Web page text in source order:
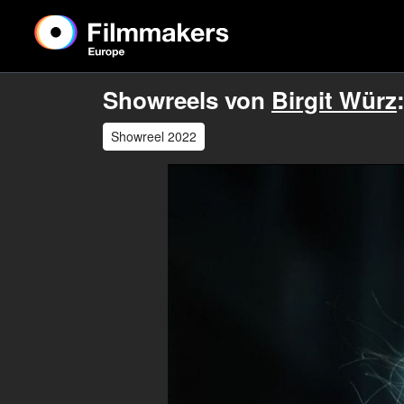
Showreels von Birgit Würz:
Showreel 2022